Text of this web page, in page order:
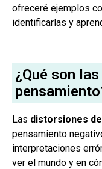
ofreceré ejemplos
identificarlas y
¿Qué son
Las distorsiones
pensamiento
interpretaciones
ver el mundo y en